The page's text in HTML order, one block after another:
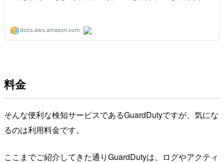
料金
そんな便利な検知サービスであるGuardDutyですが、気にな
るのは利用料金です。
ここまでご紹介してきた通りGuardDutyは、ログやアクティ